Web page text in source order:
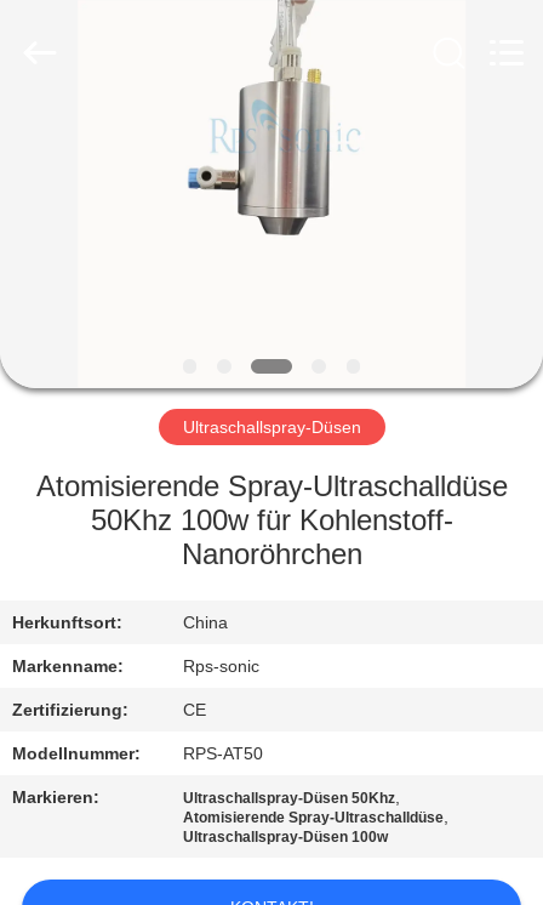
FABRIK-
AUSFLUG
QUALITÄTSKONTROLLE
SIE
MIT
UNS
IN
VERBINDUNG
Ultraschallspray-Düsen
Atomisierende Spray-Ultraschalldüse
50Khz 100w für Kohlenstoff-
Nanoröhrchen
Herkunftsort: China
Markenname: Rps-sonic
Zertifizierung: CE
Modellnummer: RPS-AT50
Markieren: Ultraschallspray-Düsen 50Khz,
Atomisierende Spray-Ultraschalldüse,
Ultraschallspray-Düsen 100w